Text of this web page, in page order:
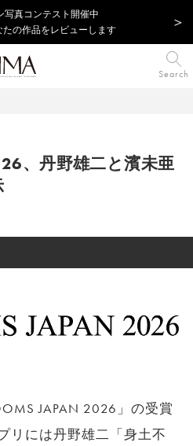
写真コンテスト開催中
の作品をレビューします
Search
、丹野雄二と濱未亜
JAPAN 2026」の受賞
リには丹野雄二「身土不